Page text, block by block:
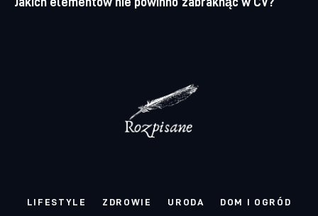
LIFESTYLE ZDROWIE URODA DOM I OGRÓD